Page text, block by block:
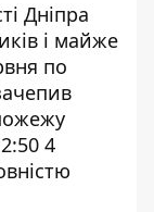
Дніпра
і майже
по
4